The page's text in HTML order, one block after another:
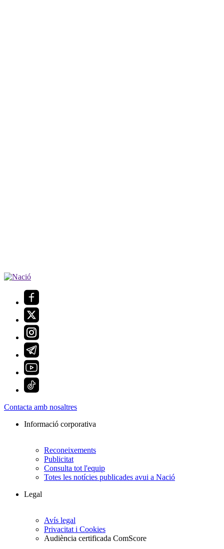
Contacta amb nosaltres
Informació corporativa
Reconeixements
Publicitat
Consulta tot l'equip
Totes les notícies publicades avui a Nació
Legal
Avís legal
Privacitat i Cookies
Audiència certificada ComScore